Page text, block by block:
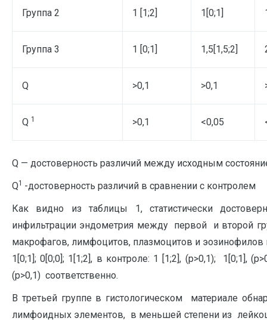
Группа 2 1 [1;2] 1[0;1]
Группа 3 1 [0;1] 1,5[1,5;2]
Q >0,1 >0,1
Q 1 >0,1 <0,05
Q — достоверность различий между исходным
Q1 -достоверность различий в сравнении с контролем
Как видно из таблицы 1, статистически
инфильтрации эндометрия между первой и второй
макрофагов, лимфоцитов, плазмоцитов и эозинофилов
1[0;1]; 0[0;0]; 1[1;2], в контроле: 1 [1;2], (р>0,1); 1[0;1],
(р>0,1) соответственно.
В третьей группе в гистологическом материале
лимфоидных элементов, в меньшей степени из